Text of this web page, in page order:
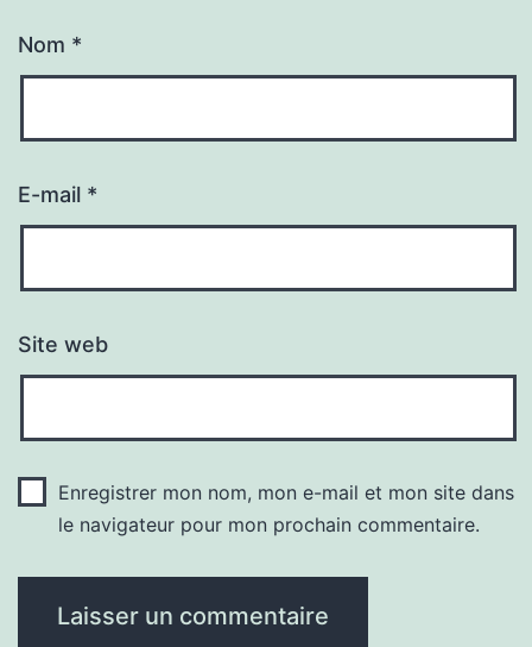
Nom *
E-mail *
Site web
Enregistrer mon nom, mon e-mail et mon site dans
le navigateur pour mon prochain commentaire.